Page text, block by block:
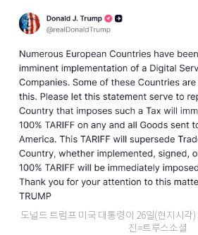
도널드 트럼프 미국 대통령이 26일(현지시각
진=트루스소셜